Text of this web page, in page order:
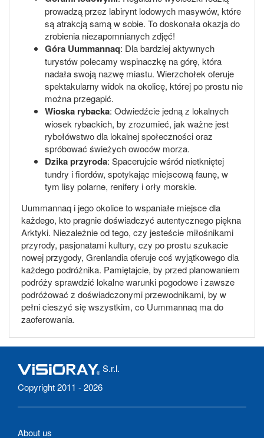
prowadzą przez labirynt lodowych masywów, które
są atrakcją samą w sobie. To doskonała okazja do
zrobienia niezapomnianych zdjęć!
Góra Uummannaq: Dla bardziej aktywnych
turystów polecamy wspinaczkę na górę, która
nadała swoją nazwę miastu. Wierzchołek oferuje
spektakularny widok na okolicę, której po prostu nie
można przegapić.
Wioska rybacka: Odwiedźcie jedną z lokalnych
wiosek rybackich, by zrozumieć, jak ważne jest
rybołówstwo dla lokalnej społeczności oraz
spróbować świeżych owoców morza.
Dzika przyroda: Spacerujcie wśród nietkniętej
tundry i fiordów, spotykając miejscową faunę, w
tym lisy polarne, renifery i orły morskie.
Uummannaq i jego okolice to wspaniałe miejsce dla
każdego, kto pragnie doświadczyć autentycznego piękna
Arktyki. Niezależnie od tego, czy jesteście miłośnikami
przyrody, pasjonatami kultury, czy po prostu szukacie
nowej przygody, Grenlandia oferuje coś wyjątkowego dla
każdego podróżnika. Pamiętajcie, by przed planowaniem
podróży sprawdzić lokalne warunki pogodowe i zawsze
podróżować z doświadczonymi przewodnikami, by w
pełni cieszyć się wszystkim, co Uummannaq ma do
zaoferowania.
S.r.l.
Copyright 2011 - 2026
About us